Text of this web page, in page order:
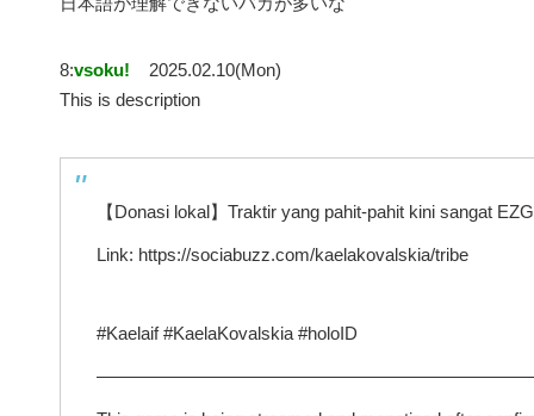
8:vsoku!
2025.02.10(Mon)
This is description
【Donasi lokal】Traktir yang pahit-pahit kini sangat
Link: https://sociabuzz.com/kaelakovalskia/tribe
#Kaelaif #KaelaKovalskia #holoID